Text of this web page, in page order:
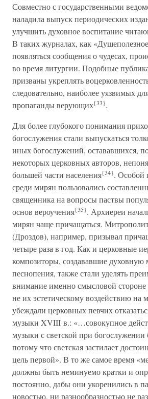
Совместно с государственными
наладила выпуск периодических
улучшить духовное воспитание
В таких журналах, как
появляться сообщения о чудесах,
во время литургии. Подобные
призваны укреплять
следовательно, наиболее уязвимых
пропаганды верующих{33}.
Для более глубокого понимания
богослужения стали выпускаться
иных богослужений, остававшихся,
некоторых церковных авторов,
большей части населения{34}. Особой
среди мирян пользовались
священника на вопросы паствы
основ вероучения{35}. Архиереи
мирян чаще причащаться.
(Дроздов), например, призывал
четыре раза в год. Как и церковные
композиторы, создававшие духовную
песнопения, также стали уделять
внимание именно смысловой стороне
не их эстетическому воздействию
убеждали церковных певчих
музыки XVIII в.: «…совокупное
музыки с светской при
потому что светская застилает
цель первой». В то же самое время
должны быть неминуемо кратки и
постоянно, дабы они укоренились в
новостью, ни разнообразностью не